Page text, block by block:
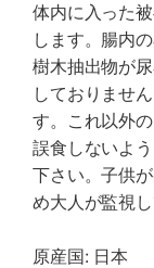
体内に入った
します。腸内
樹木抽出物が
しておりませ
す。これ以外
誤食しないよ
下さい。子供
め大人が監視し
原産国: 日本